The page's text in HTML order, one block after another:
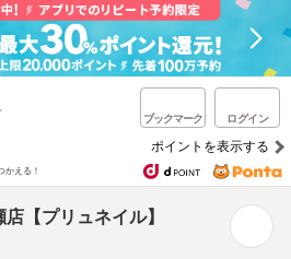
ブックマーク ログイン
ポイントを表示する
かえる！
【プリュネイル】